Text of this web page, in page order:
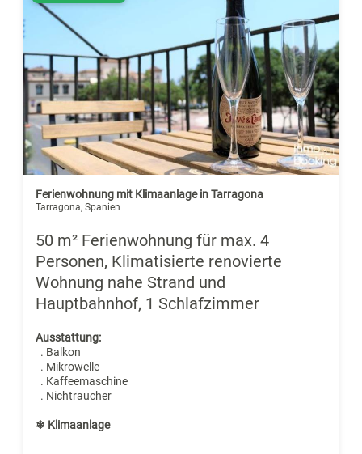
Ferienwohnung mit Klimaanlage in Tarragona
Tarragona, Spanien
50 m² Ferienwohnung für max. 4
Personen, Klimatisierte renovierte
Wohnung nahe Strand und
Hauptbahnhof, 1 Schlafzimmer
Ausstattung:
. Balkon
. Mikrowelle
. Kaffeemaschine
. Nichtraucher
❄ Klimaanlage